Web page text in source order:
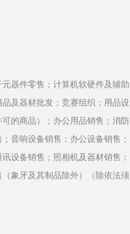
器件零售；计算机软硬件及辅助
及器材批发；竞赛组织；用品设
的商品）；办公用品销售；消防
音响设备销售；办公设备销售；
设备销售；照相机及器材销售；
象牙及其制品除外）（除依法须